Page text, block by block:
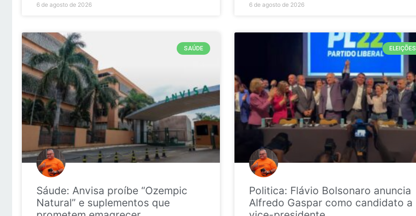
6 de agosto de 2026 6 de agosto de 2026
SAÚDE
Sáude: Anvisa proíbe “Ozempic
Natural” e suplementos que
ELEIÇÕES
Politica: Flávio Bolsonaro anuncia
Alfredo Gaspar como candidato a